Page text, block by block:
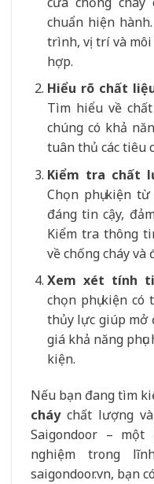
chuẩn hiện
trình, vị trí và môi
hợp.
Hiểu rõ chất
Tìm hiểu về
chúng có khả
tuân thủ các tiêu
Kiểm tra chất
Chọn phụ kiện
đáng tin cậy,
Kiểm tra thông
về chống cháy và
Xem xét tính
chọn phụ kiện
thủy lực giúp mở
giá khả năng
kiện.
Nếu bạn đang tìm
cháychất lượng
Saigondoor –
nghiệm trong
saigondoor.vn, bạn